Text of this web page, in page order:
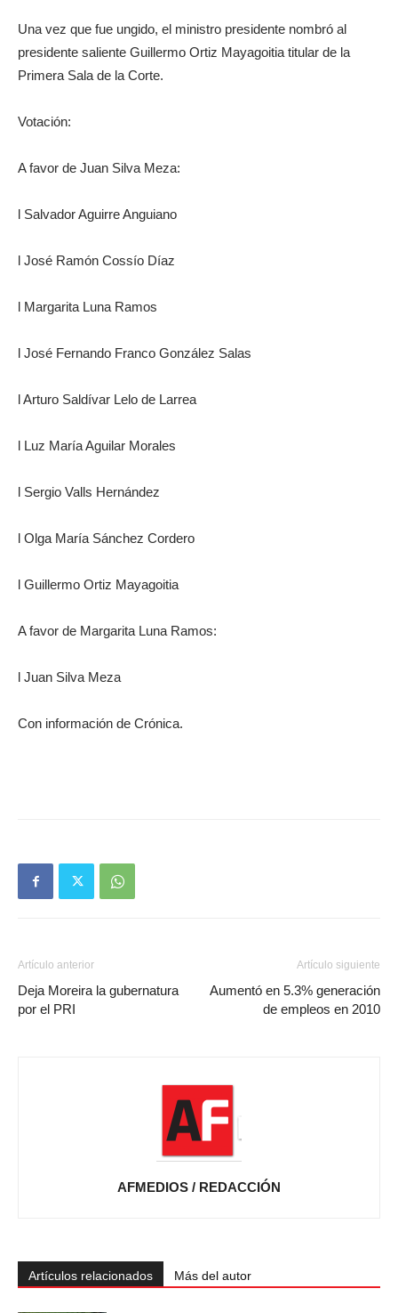
Una vez que fue ungido, el ministro presidente nombró al
presidente saliente Guillermo Ortiz Mayagoitia titular de la
Primera Sala de la Corte.
Votación:
A favor de Juan Silva Meza:
l Salvador Aguirre Anguiano
l José Ramón Cossío Díaz
l Margarita Luna Ramos
l José Fernando Franco González Salas
l Arturo Saldívar Lelo de Larrea
l Luz María Aguilar Morales
l Sergio Valls Hernández
l Olga María Sánchez Cordero
l Guillermo Ortiz Mayagoitia
A favor de Margarita Luna Ramos:
l Juan Silva Meza
Con información de Crónica.
Artículo anterior
Deja Moreira la gubernatura
por el PRI
Artículo siguiente
Aumentó en 5.3% generación
de empleos en 2010
AFMEDIOS / REDACCIÓN
Artículos relacionados Más del autor